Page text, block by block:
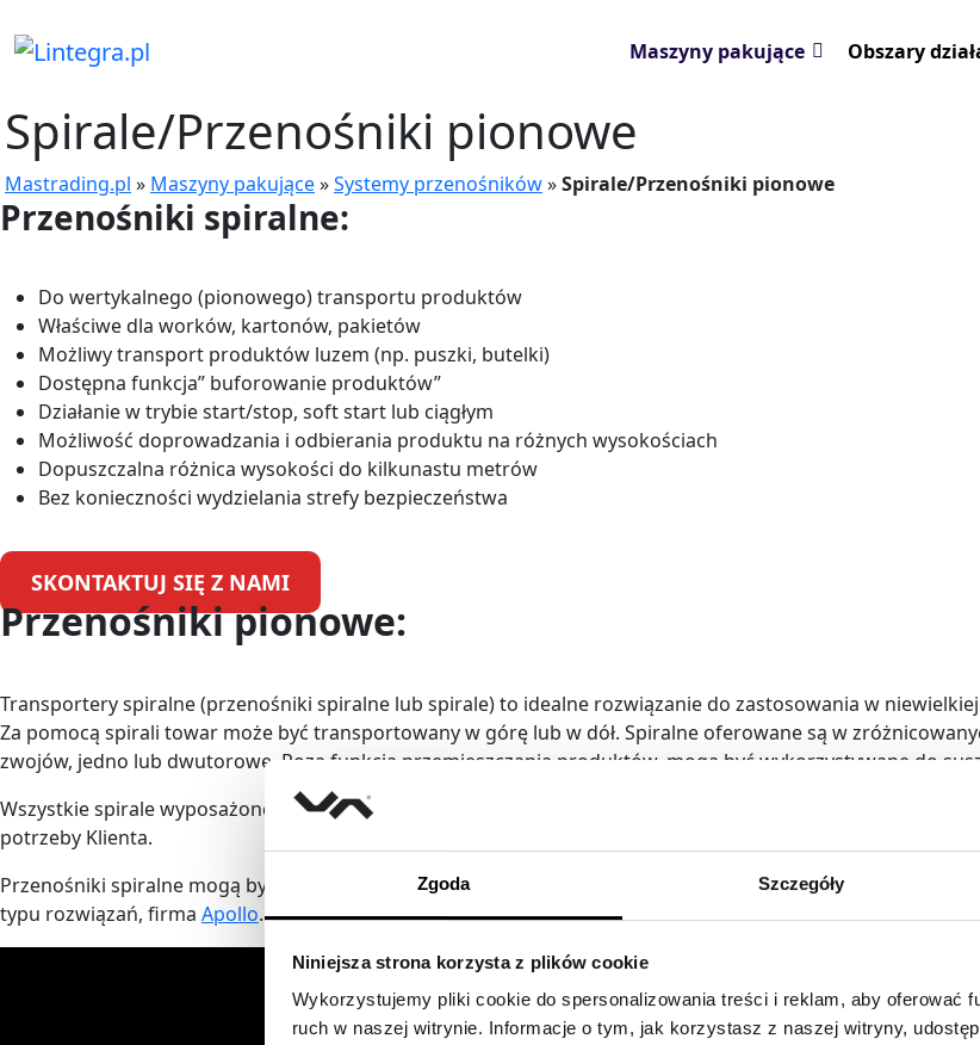
Zgoda Szczegóły
Niniejsza strona korzysta z plików cookie
Wykorzystujemy pliki cookie do spersonalizowania treści i reklam, aby oferować
ruch w naszej witrynie. Informacje o tym, jak korzystasz z naszej witryny,
Maszyny pakujące Obszary
Spirale/Przenośniki pionowe
Mastrading.pl » Maszyny pakujące»Systemy przenośników»Spirale/Przenośniki pionowe
Przenośniki spiralne:
Do wertykalnego (pionowego) transportu produktów
Właściwe dla worków, kartonów, pakietów
Możliwy transport produktów luzem (np. puszki, butelki)
Dostępna funkcja” buforowanie produktów”
Działanie w trybie start/stop, soft start lub ciągłym
Możliwość doprowadzania i odbierania produktu na różnych wysokościach
Dopuszczalna różnica wysokości do kilkunastu metrów
Bez konieczności wydzielania strefy bezpieczeństwa
SKONTAKTUJ SIĘ Z NAMI
Przenośniki pionowe:
Transportery spiralne (przenośniki spiralne lub spirale) to idealne rozwiązanie do zastosowania w
Za pomocą spirali towar może być transportowany w górę lub w dół. Spiralne oferowane są w
zwojów, jedno lub dwutorowe. Poza funkcją przemieszczania produktów, mogą być wykorzystywane do
Wszystkie spirale wyposażone są w wejście i wyjście, które można umieścić na różnych wysokościach i w
potrzeby Klienta.
Przenośniki spiralne mogą być wykorzystywane do szerokiej gamy produktów, zarówno w fabrykach, jak i
typu rozwiązań, firma Apollo.